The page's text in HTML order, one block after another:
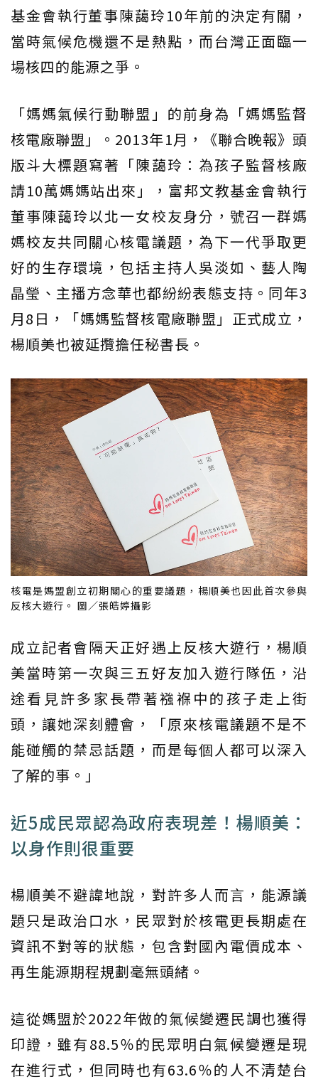
基金會執行董事陳藹玲10年前的決定有關，
當時氣候危機還不是熱點，而台灣正面臨一
場核四的能源之爭。
「媽媽氣候行動聯盟」的前身為「媽媽監督
核電廠聯盟」。2013年1月，《聯合晚報》頭
版斗大標題寫著「陳藹玲：為孩子監督核廠
請10萬媽媽站出來」，富邦文教基金會執行
董事陳藹玲以北一女校友身分，號召一群媽
媽校友共同關心核電議題，為下一代爭取更
好的生存環境，包括主持人吳淡如、藝人陶
晶瑩、主播方念華也都紛紛表態支持。同年3
月8日，「媽媽監督核電廠聯盟」正式成立，
楊順美也被延攬擔任秘書長。
核電是媽盟創立初期關心的重要議題，楊順美也因此首次參與
反核大遊行。 圖／張皓婷攝影
成立記者會隔天正好遇上反核大遊行，楊順
美當時第一次與三五好友加入遊行隊伍，沿
途看見許多家長帶著襁褓中的孩子走上街
頭，讓她深刻體會，「原來核電議題不是不
能碰觸的禁忌話題，而是每個人都可以深入
了解的事。」
近5成民眾認為政府表現差！楊順美：
以身作則很重要
楊順美不避諱地說，對許多人而言，能源議
題只是政治口水，民眾對於核電更長期處在
資訊不對等的狀態，包含對國內電價成本、
再生能源期程規劃毫無頭緒。
這從媽盟於2022年做的氣候變遷民調也獲得
印證，雖有88.5％的民眾明白氣候變遷是現
在進行式，但同時也有63.6％的人不清楚台